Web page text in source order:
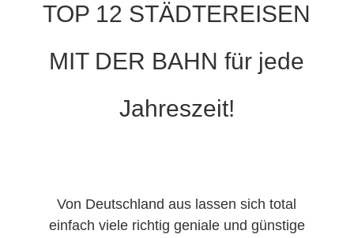
TOP 12 STÄDTEREISEN
MIT DER BAHN für jede
Jahreszeit!
Von Deutschland aus lassen sich total
einfach viele richtig geniale und günstige